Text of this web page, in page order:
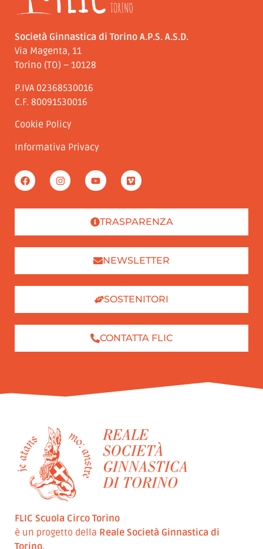
Società Ginnastica di Torino A.P.S. A.S.D.
Via Magenta, 11
Torino (TO) – 10128
P.IVA 02368530016
C.F. 80091530016
Cookie Policy
Informativa Privacy
TRASPARENZA
NEWSLETTER
SOSTENITORI
CONTATTA FLIC
FLIC Scuola Circo Torino
è un progetto della Reale Società Ginnastica di